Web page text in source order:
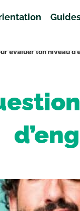
évaluer ton niveau